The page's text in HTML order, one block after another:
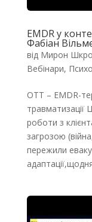
EMDR у
Фабіан
від Мирон
Вебінари,
OTT – EMDR-
травматизації
роботи з
загрозою
пережили